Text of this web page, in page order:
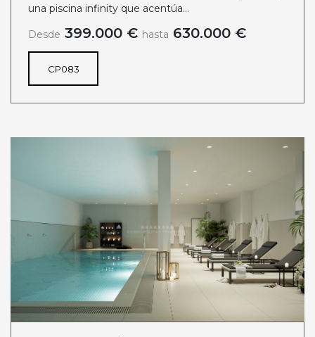
una piscina infinity que acentúa...
Desde 399.000 € hasta 630.000 €
CP083